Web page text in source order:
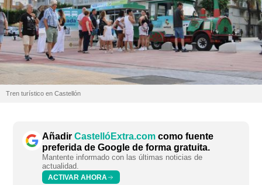
Tren turístico en Castellón
Añadir CastellóExtra.com como fuente
preferida de Google de forma gratuita.
Mantente informado con las últimas noticias de
actualidad.
ACTIVAR AHORA